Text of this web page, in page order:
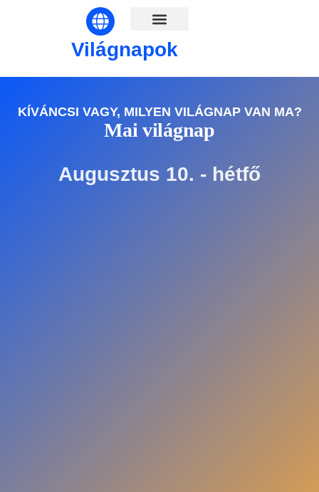
Világnapok
KÍVÁNCSI VAGY, MILYEN VILÁGNAP VAN MA?
Mai világnap
Augusztus 10. - hétfő